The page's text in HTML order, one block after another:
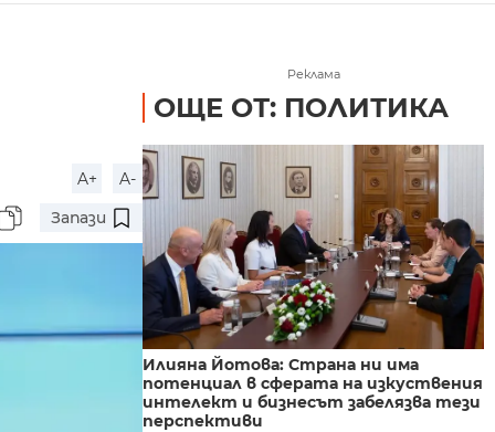
A+
A-
Запази
Реклама
ОЩЕ ОТ: ПОЛИТИКА
Илияна Йотова: Страна ни има
потенциал в сферата на изкуствения
интелект и бизнесът забелязва тези
перспективи